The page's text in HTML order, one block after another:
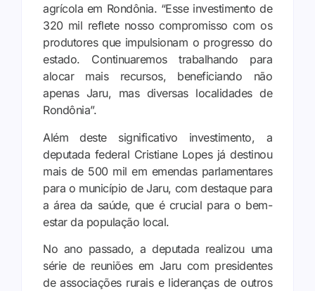
agrícola em Rondônia. “Esse investimento de
320 mil reflete nosso compromisso com os
produtores que impulsionam o progresso do
estado. Continuaremos trabalhando para
alocar mais recursos, beneficiando não
apenas Jaru, mas diversas localidades de
Rondônia”.
Além deste significativo investimento, a
deputada federal Cristiane Lopes já destinou
mais de 500 mil em emendas parlamentares
para o município de Jaru, com destaque para
a área da saúde, que é crucial para o bem-
estar da população local.
No ano passado, a deputada realizou uma
série de reuniões em Jaru com presidentes
de associações rurais e lideranças de outros